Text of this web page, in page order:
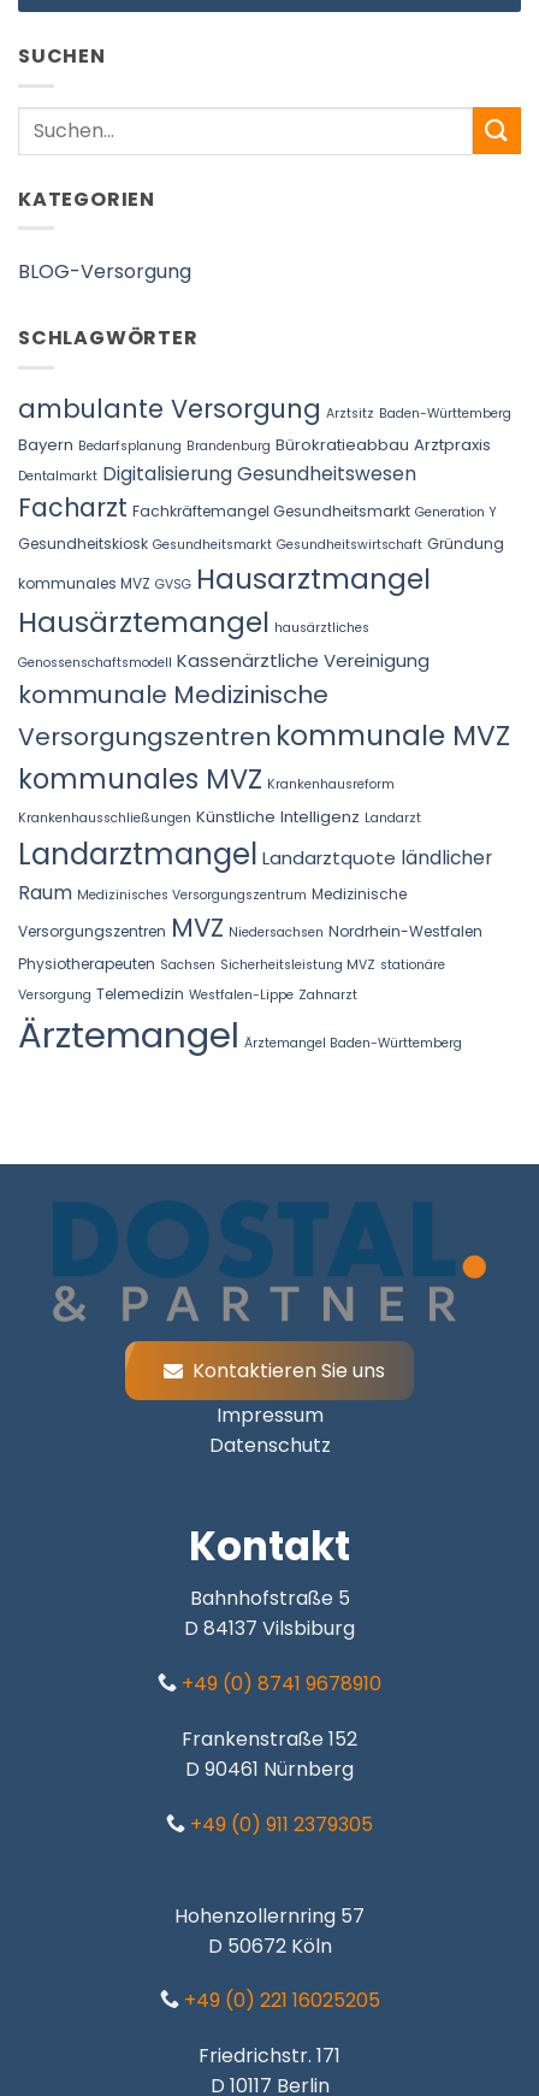
SUCHEN
Search
KATEGORIEN
BLOG-Versorgung
SCHLAGWÖRTER
ambulante Versorgung Arztsitz Baden-Württemberg
Bayern Bedarfsplanung Brandenburg Bürokratieabbau Arztpraxis
Dentalmarkt Digitalisierung Gesundheitswesen
Facharzt Fachkräftemangel Gesundheitsmarkt Generation Y
Gesundheitskiosk Gesundheitsmarkt Gesundheitswirtschaft Gründung
kommunales MVZ GVSG Hausarztmangel
Hausärztemangel hausärztliches
Genossenschaftsmodell Kassenärztliche Vereinigung
kommunale Medizinische
Versorgungszentren kommunale MVZ
kommunales MVZ Krankenhausreform
Krankenhausschließungen Künstliche Intelligenz Landarzt
Landarztmangel Landarztquote ländlicher
Raum Medizinisches Versorgungszentrum Medizinische
Versorgungszentren MVZ Niedersachsen Nordrhein-Westfalen
Physiotherapeuten Sachsen Sicherheitsleistung MVZ stationäre
Versorgung Telemedizin Westfalen-Lippe Zahnarzt
Ärztemangel Ärztemangel Baden-Württemberg
Kontaktieren Sie uns
Impressum
Datenschutz
Kontakt
Bahnhofstraße 5
D 84137 Vilsbiburg
+49 (0) 8741 9678910
Frankenstraße 152
D 90461 Nürnberg
+49 (0) 911 2379305
Hohenzollernring 57
D 50672 Köln
+49 (0) 221 16025205
Friedrichstr. 171
D 10117 Berlin